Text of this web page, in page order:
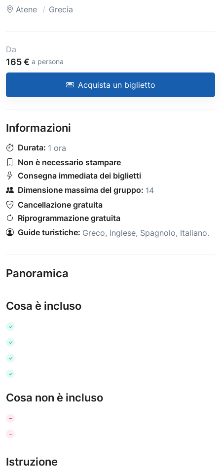
Atene Grecia
Da
165 € a persona
Acquista un biglietto
Informazioni
Durata: 1 ora
Non è necessario stampare
Consegna immediata dei biglietti
Dimensione massima del gruppo: 14
Cancellazione gratuita
Riprogrammazione gratuita
Guide turistiche: Greco, Inglese, Spagnolo, Italiano.
Panoramica
Cosa è incluso
Cosa non è incluso
Istruzione